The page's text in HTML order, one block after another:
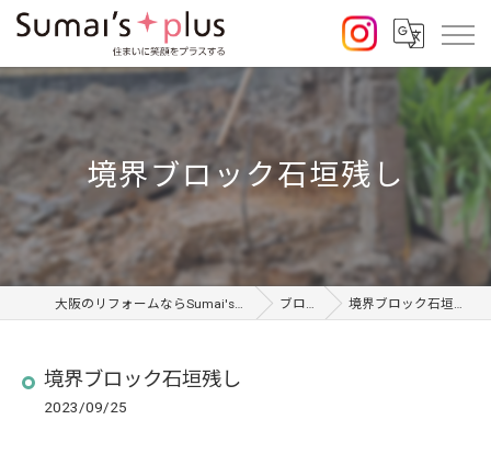
境界ブロック石垣残し
大阪のリフォームならSumai's Plus ブログ 境界ブロック石垣残し
境界ブロック石垣残し
2023/09/25